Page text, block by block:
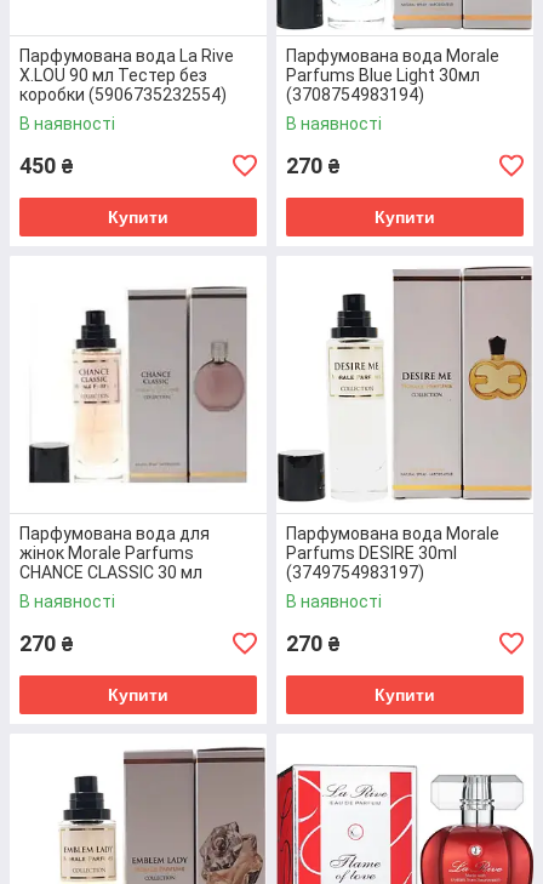
Вода парфумована Remy Marquis
Легкий та доволі приємний аромат, який є
ідеальним варіантом для теплої пори року.
Основними нотами парфумованої води є цвіт
яблуні, персик, жасмин та сандал. Об’єм - 50 мл.
Перейти до товару
Парфумована вода La Rive
X.LOU 90 мл Тестер без
коробки (5906735232554)
В наявності
450 ₴
Купити
Парфумована вода Morale
Parfums Blue Light 30мл
(3708754983194)
В наявності
270 ₴
Купити
Парфумована вода для
жінок Morale Parfums
CHANCE CLASSIC 30 мл
(3743214258887)
В наявності
270 ₴
Купити
Парфумована вода Morale
Parfums DESIRE 30ml
(3749754983197)
В наявності
270 ₴
Купити